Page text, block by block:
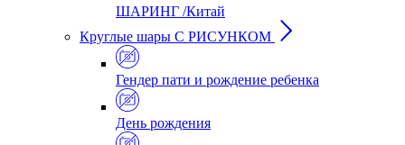
ШАРИНГ /Китай
Круглые шары С РИСУНКОМ
Гендер пати и рождение ребенка
День рождения